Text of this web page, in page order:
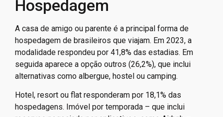
pouco, independentemente de cenários], as pessoas
Hospedagem
A casa de amigo ou parente é a principal forma de
hospedagem de brasileiros que viajam. Em 2023, a
seguida aparece a opção outros (26,2%), que inclui
alternativas como albergue, hostel ou camping.